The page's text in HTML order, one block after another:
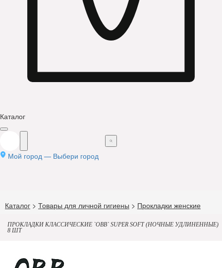
Каталог
Мой город — Выбери город
Каталог > Товары для личной гигиены > Прокладки женские
ПРОКЛАДКИ КЛАССИЧЕСКИЕ `OBB` SUPER SOFT (НОЧНЫЕ УДЛИНЕННЫЕ)
8 ШТ